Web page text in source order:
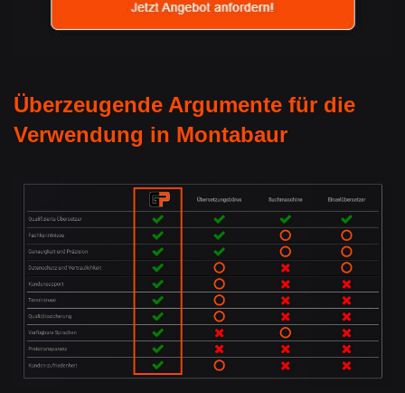
Überzeugende Argumente für die
Verwendung in Montabaur